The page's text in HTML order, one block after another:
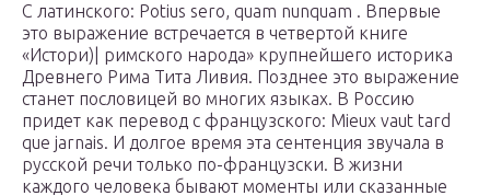
С латинского: Potius sero, quam nunquam . Впервые
это выражение встречается в четвертой книге
«Истори)| римского народа» крупнейшего историка
Древнего Рима Тита Ливия. Позднее это выражение
станет пословицей во многих языках. В Россию
придет как перевод с французского: Mieux vaut tard
que jarnais. И долгое время эта сентенция звучала в
русской речи только по-французски. В жизни
каждого человека бывают моменты или сказанные